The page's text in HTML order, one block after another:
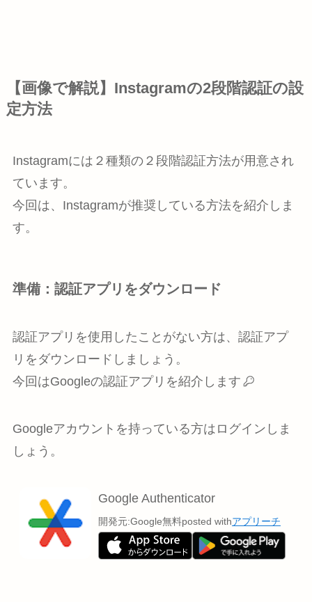
【画像で解説】Instagramの2段階認証の設
定方法
Instagramには２種類の２段階認証方法が用意され
ています。
今回は、Instagramが推奨している方法を紹介しま
す。
準備：認証アプリをダウンロード
認証アプリを使用したことがない方は、認証アプ
リをダウンロードしましょう。
今回はGoogleの認証アプリを紹介します
Googleアカウントを持っている方はログインしま
しょう。
Google Authenticator
開発元:Google無料posted withアプリーチ